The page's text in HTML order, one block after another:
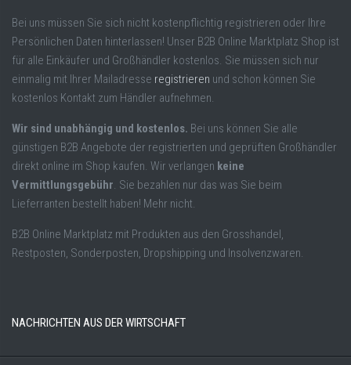
Bei uns müssen Sie sich nicht kostenpflichtig registrieren oder Ihre
Persönlichen Daten hinterlassen! Unser B2B Online Marktplatz Shop ist
für alle Einkäufer und Großhändler kostenlos. Sie müssen sich nur
einmalig mit Ihrer Mailadresse registrieren und schon können Sie
kostenlos Kontakt zum Händler aufnehmen.
Wir sind unabhängig und kostenlos. Bei uns können Sie alle
günstigen B2B Angebote der registrierten und geprüften Großhändler
direkt online im Shop kaufen. Wir verlangen keine
Vermittlungsgebühr . Sie bezahlen nur das was Sie beim
Lieferranten bestellt haben! Mehr nicht.
B2B Online Marktplatz mit Produkten aus den Grosshandel,
Restposten, Sonderposten, Dropshipping und Insolvenzwaren.
NACHRICHTEN AUS DER WIRTSCHAFT